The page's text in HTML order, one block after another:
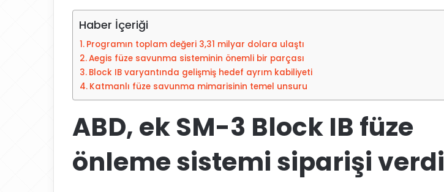
-
a
n
e
r
Haber İçeriği
Programın toplam değeri 3,31 milyar dolara ulaştı
Aegis füze savunma sisteminin önemli bir parçası
Block IB varyantında gelişmiş hedef ayrım kabiliyeti
Katmanlı füze savunma mimarisinin temel unsuru
ABD, ek SM-3 Block IB füze
önleme sistemi siparişi verdi